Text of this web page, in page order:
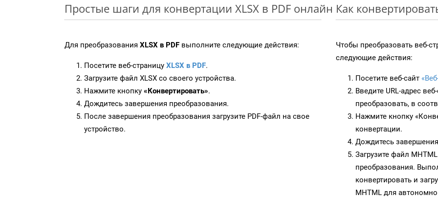
Простые шаги для конвертации XLSX в PDF онлайн
Для преобразования XLSX в PDF выполните следующие действия:
Посетите веб-страницу XLSX в PDF.
Загрузите файл XLSX со своего устройства.
Нажмите кнопку «Конвертировать».
Дождитесь завершения преобразования.
После завершения преобразования загрузите PDF-файл на свое
устройство.
Как
Чтобы преобразовать веб-
следующие действия:
Посетите веб-сайт
Введите URL-адрес
преобразовать, в
Нажмите кнопку
конвертации.
Дождитесь
Загрузите файл
преобразования.
конвертировать и
MHTML для